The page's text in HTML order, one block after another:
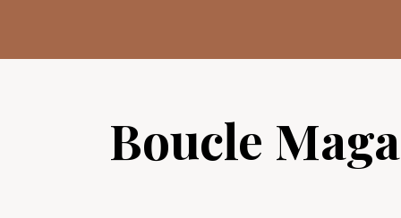
contenu
Boucle